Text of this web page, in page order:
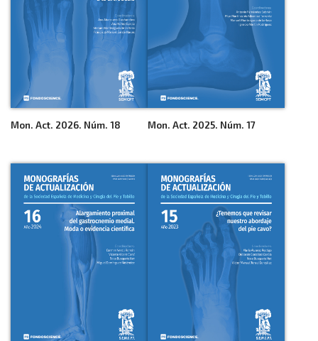
Mon. Act. 2026. Núm. 18 Mon. Act. 2025. Núm. 17